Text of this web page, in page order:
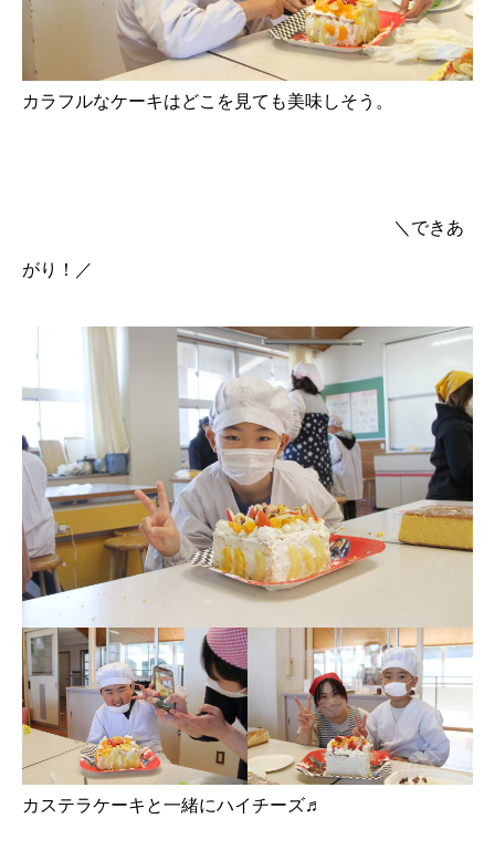
カラフルなケーキはどこを見ても美味しそう。
＼できあ
がり！／
カステラケーキと一緒にハイチーズ♬